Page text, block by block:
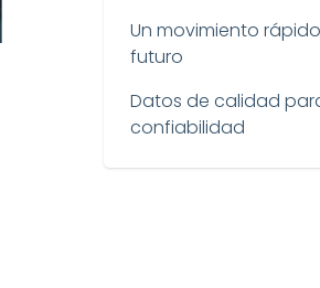
Un movimiento
futuro
Datos de calidad
confiabilidad